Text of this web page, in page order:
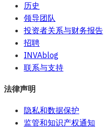
历史
领导团队
投资者关系与财务报告
招聘
INVAblog
联系与支持
法律声明
隐私和数据保护
监管和知识产权通知